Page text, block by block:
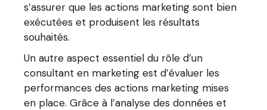
s’assurer que les actions marketing sont bien
exécutées et produisent les résultats
souhaités.
Un autre aspect essentiel du rôle d’un
consultant en marketing est d’évaluer les
performances des actions marketing mises
en place. Grâce à l’analyse des données et